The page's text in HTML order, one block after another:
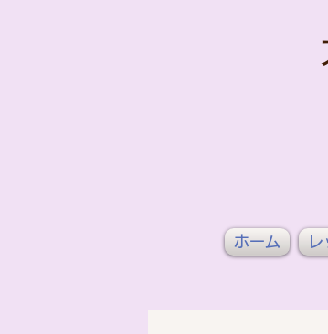
ホーム